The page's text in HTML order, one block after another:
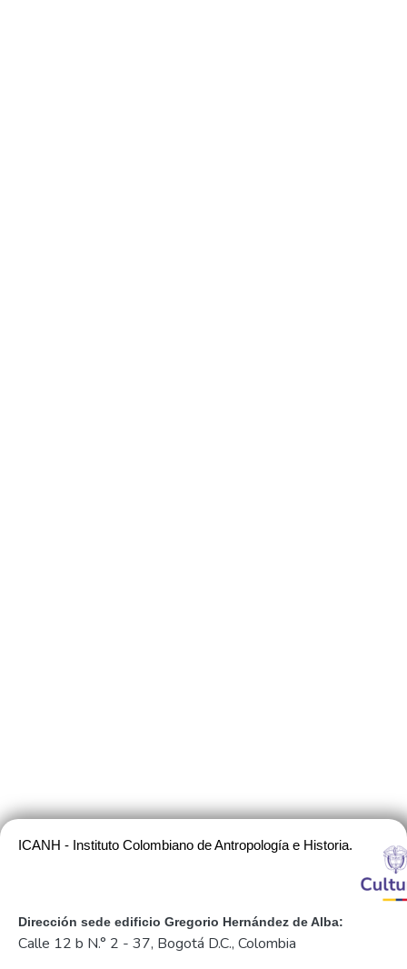
ICANH - Instituto Colombiano de Antropología e Historia.
Dirección sede edificio Gregorio Hernández de Alba:
Calle 12 b N.° 2 - 37, Bogotá D.C., Colombia